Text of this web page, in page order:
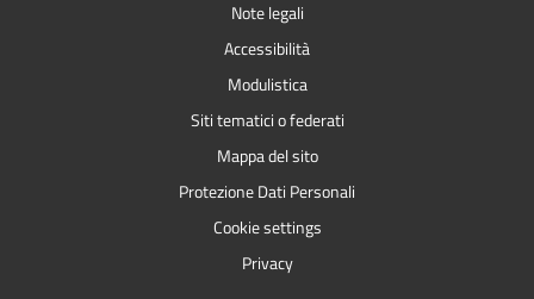
Note legali
Accessibilità
Modulistica
Siti tematici o federati
Mappa del sito
Protezione Dati Personali
Cookie settings
Privacy